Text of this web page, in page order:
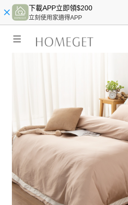
下載APP立即領$200
立刻使用家適得APP